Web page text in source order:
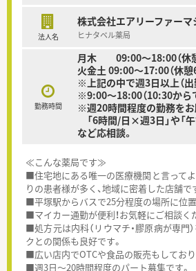
法人名
株式会社エアリーファーマ
ヒナタベル薬局
勤務時間
月木 09:00～18:00（休
火金土 09:00～17:00（休憩
※上記の中で週3日以上（出
※9:00～18:00（10:30から
※週20時間程度の勤務をお
「6時間/日×週3日」や「
など応相談。
≪こんな薬局です≫
■住宅地にある唯一の医療機関と言って
りの患者様が多く、地域に密着した店舗で
■平塚駅からバスで25分程度の場所に位置
■マイカー通勤が便利！お気軽にご相談く
■処方元は内科（リウマチ・膠原病が専門
クとの関係も良好です。
■広い店内でOTCや食品の販売もしており
■週3日～20時間程度のパート募集です。